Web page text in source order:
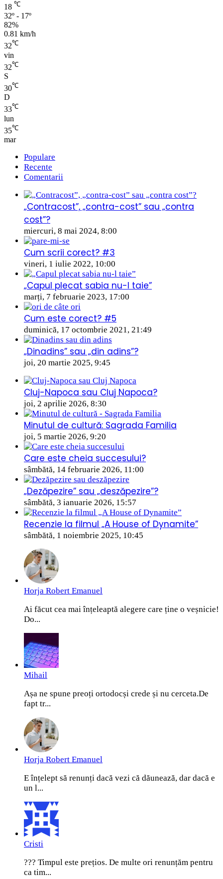
18 ℃
32º - 17º
82%
0.81 km/h
32℃
vin
32℃
S
30℃
D
33℃
lun
35℃
mar
Populare
Recente
Comentarii
„Contracost”, „contra-cost” sau „contra
cost”?
miercuri, 8 mai 2024, 8:00
Cum scrii corect? #3
vineri, 1 iulie 2022, 10:00
„Capul plecat sabia nu-l taie”
marți, 7 februarie 2023, 17:00
Cum este corect? #5
duminică, 17 octombrie 2021, 21:49
„Dinadins” sau „din adins”?
joi, 20 martie 2025, 9:45
Cluj-Napoca sau Cluj Napoca?
joi, 2 aprilie 2026, 8:30
Minutul de cultură: Sagrada Familia
joi, 5 martie 2026, 9:20
Care este cheia succesului?
sâmbătă, 14 februarie 2026, 11:00
„Dezăpezire” sau „deszăpezire”?
sâmbătă, 3 ianuarie 2026, 15:57
Recenzie la filmul „A House of Dynamite”
sâmbătă, 1 noiembrie 2025, 10:45
Horja Robert Emanuel
Ai făcut cea mai înțeleaptă alegere care ține o veșnicie!
Do...
Mihail
Așa ne spune preoți ortodocși crede și nu cerceta.De
fapt tr...
Horja Robert Emanuel
E înțelept să renunți dacă vezi că dăunează, dar dacă e
un l...
Cristi
??? Timpul este prețios. De multe ori renunțăm pentru
ca tim...